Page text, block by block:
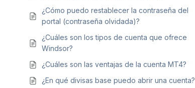
¿Cómo puedo restablecer la contraseña del
portal (contraseña olvidada)?
¿Cuáles son los tipos de cuenta que ofrece
Windsor?
¿Cuáles son las ventajas de la cuenta MT4?
¿En qué divisas base puedo abrir una cuenta?